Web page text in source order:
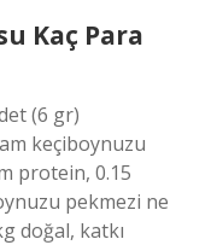
Kaç Para
(6 gr)
keçiboynuzu
protein, 0.15
pekmezi ne
doğal, katkı